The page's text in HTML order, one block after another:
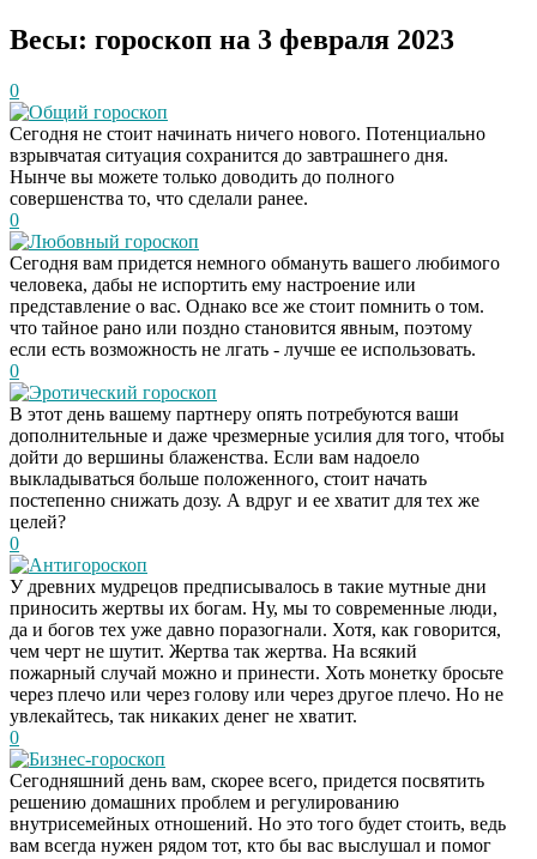
Весы: гороскоп на 3 февраля 2023
0
Общий гороскоп
Сегодня не стоит начинать ничего нового. Потенциально
взрывчатая ситуация сохранится до завтрашнего дня.
Нынче вы можете только доводить до полного
совершенства то, что сделали ранее.
0
Любовный гороскоп
Сегодня вам придется немного обмануть вашего любимого
человека, дабы не испортить ему настроение или
представление о вас. Однако все же стоит помнить о том.
что тайное рано или поздно становится явным, поэтому
если есть возможность не лгать - лучше ее использовать.
0
Эротический гороскоп
В этот день вашему партнеру опять потребуются ваши
дополнительные и даже чрезмерные усилия для того, чтобы
дойти до вершины блаженства. Если вам надоело
выкладываться больше положенного, стоит начать
постепенно снижать дозу. А вдруг и ее хватит для тех же
целей?
0
Антигороскоп
У древних мудрецов предписывалось в такие мутные дни
приносить жертвы их богам. Ну, мы то современные люди,
да и богов тех уже давно поразогнали. Хотя, как говорится,
чем черт не шутит. Жертва так жертва. На всякий
пожарный случай можно и принести. Хоть монетку бросьте
через плечо или через голову или через другое плечо. Но не
увлекайтесь, так никаких денег не хватит.
0
Бизнес-гороскоп
Сегодняшний день вам, скорее всего, придется посвятить
решению домашних проблем и регулированию
внутрисемейных отношений. Но это того будет стоить, ведь
вам всегда нужен рядом тот, кто бы вас выслушал и помог